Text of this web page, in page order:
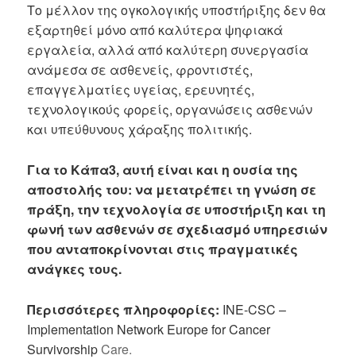
Το μέλλον της ογκολογικής υποστήριξης δεν θα
εξαρτηθεί μόνο από καλύτερα ψηφιακά
εργαλεία, αλλά από καλύτερη συνεργασία
ανάμεσα σε ασθενείς, φροντιστές,
επαγγελματίες υγείας, ερευνητές,
τεχνολογικούς φορείς, οργανώσεις ασθενών
και υπεύθυνους χάραξης πολιτικής.
Για το Κάπα3, αυτή είναι και η ουσία της
αποστολής του: να μετατρέπει τη γνώση σε
πράξη, την τεχνολογία σε υποστήριξη και τη
φωνή των ασθενών σε σχεδιασμό υπηρεσιών
που ανταποκρίνονται στις πραγματικές
ανάγκες τους.
Περισσότερες πληροφορίες: INE-CSC –
Implementation Network Europe for Cancer
SurvivorshipCare.